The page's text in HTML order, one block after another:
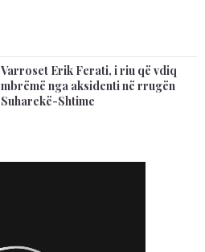
Varroset Erik Ferati, i riu që vdiq
mbrëmë nga aksidenti në rrugën
Suharekë-Shtime